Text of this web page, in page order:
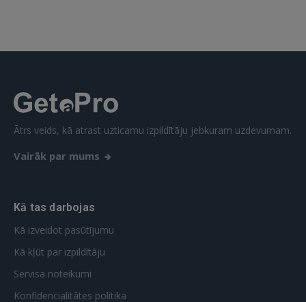
Ātrs veids, kā atrast uzticamu izpildītāju jebkuram uzdevumam.
Vairāk par mums
Kā tas darbojas
Kā izveidot pasūtījumu
Kā kļūt par izpildītāju
Servisa noteikumi
Konfidencialitātes politika